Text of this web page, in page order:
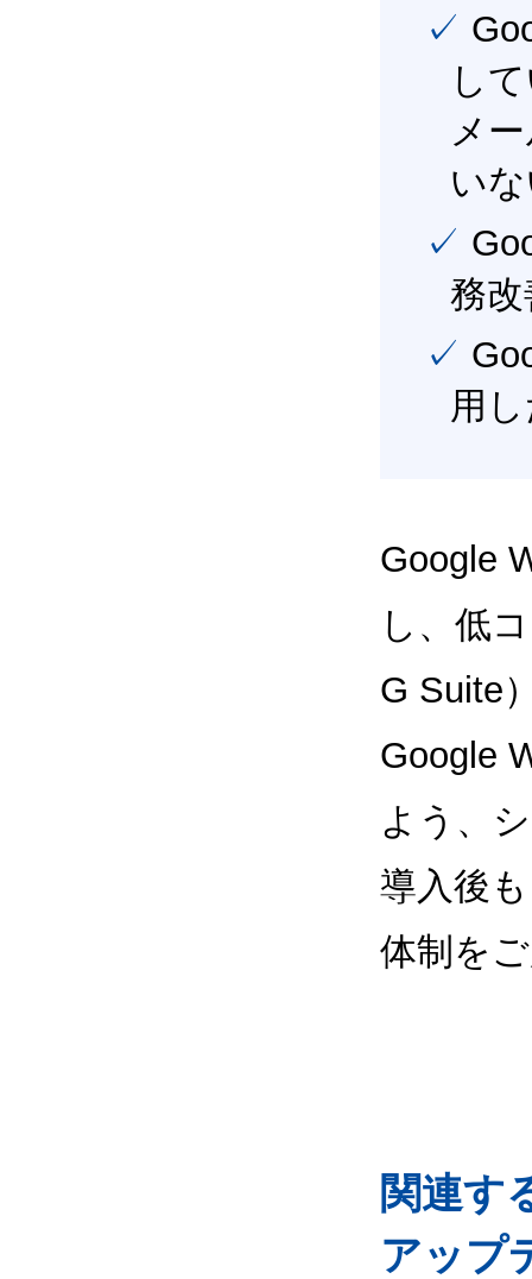
✓ Google Workspace（旧G Suite） を社内で導入
し
メ
い
✓ Google Workspace（旧G Suite） を活用し、業
務
✓ Google Workspace（旧G Suite） を最大限に活
用
Google
し、低
G Suite
Google
よう、
導入後
体制を
関連す
アップ